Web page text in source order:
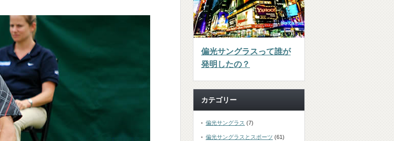
偏光サングラスって誰が
発明したの？
カテゴリー
偏光サングラス (7)
偏光サングラスとスポーツ (61)